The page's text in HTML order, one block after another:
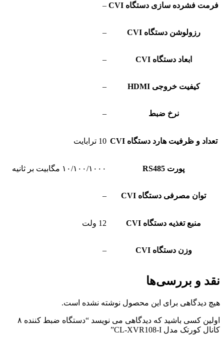
فرمت فشرده سازی دستگاه CVI –
رزولوشن دستگاه CVI –
ابعاد دستگاه CVI –
کیفیت خروجی HDMI –
نرخ ضبط –
تعداد و ظرفیت هارد دستگاه CVI 10 ترابایت
پورت RS485 ۱۰/۱۰۰/۱۰۰۰ مگابیت بر ثانیه
توان مصرفی دستگاه CVI –
منبع تغذیه دستگاه CVI 12 ولت
وزن دستگاه CVI –
نقد و بررسی‌ها
هیچ دیدگاهی برای این محصول نوشته نشده است.
اولین کسی باشید که دیدگاهی می نویسد “دستگاه ضبط کننده ۸
کانال کورتک مدل CL-XVR108-I”